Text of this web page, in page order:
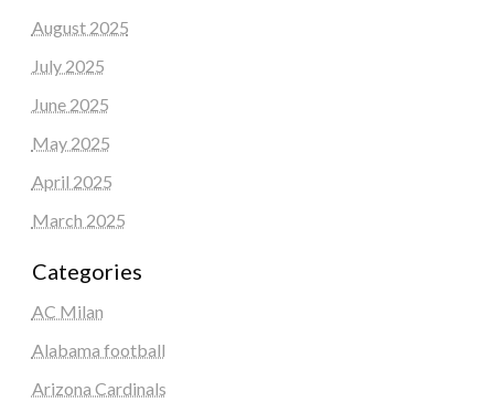
August 2025
July 2025
June 2025
May 2025
April 2025
March 2025
Categories
AC Milan
Alabama football
Arizona Cardinals